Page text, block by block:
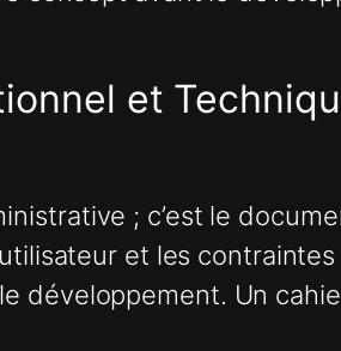
et
; c’est le
et les
Un